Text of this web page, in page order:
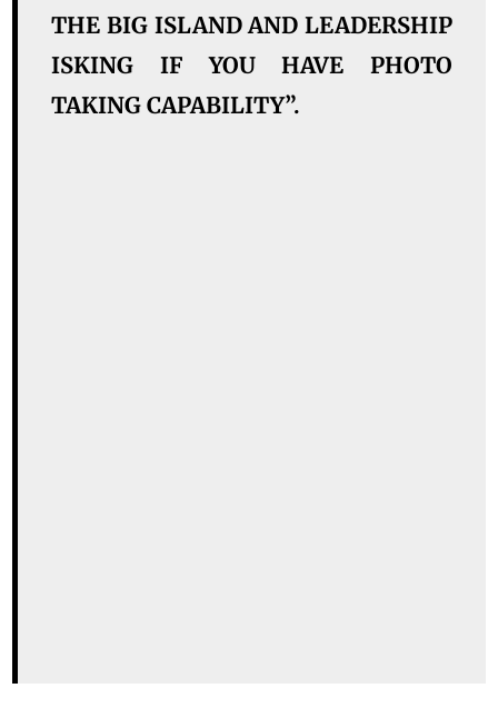
THE BIG ISLAND AND LEADERSHIP
ISKING IF YOU HAVE PHOTO
TAKING CAPABILITY”.